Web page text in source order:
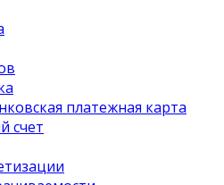
платежная карта
счет